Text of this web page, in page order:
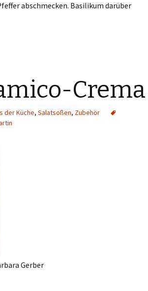
abschmecken. Basilikum darüber
Crema
der Küche, Salatsoßen, Zubehör
Gerber